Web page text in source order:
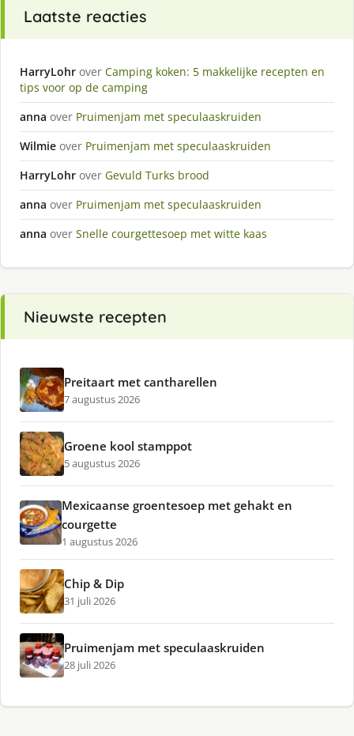
Laatste reacties
HarryLohr over Camping koken: 5 makkelijke recepten en
tips voor op de camping
anna over Pruimenjam met speculaaskruiden
Wilmie over Pruimenjam met speculaaskruiden
HarryLohr over Gevuld Turks brood
anna over Pruimenjam met speculaaskruiden
anna over Snelle courgettesoep met witte kaas
Nieuwste recepten
Preitaart met cantharellen
7 augustus 2026
Groene kool stamppot
5 augustus 2026
Mexicaanse groentesoep met gehakt en
courgette
1 augustus 2026
Chip & Dip
31 juli 2026
Pruimenjam met speculaaskruiden
28 juli 2026